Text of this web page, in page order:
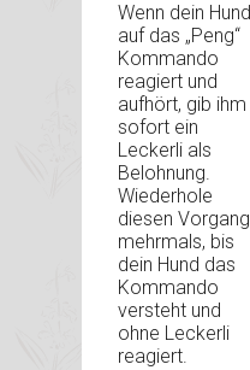
Wenn dein Hund
auf das „Peng“
Kommando
reagiert und
aufhört, gib ihm
sofort ein
Leckerli als
Belohnung.
Wiederhole
diesen Vorgang
mehrmals, bis
dein Hund das
Kommando
versteht und
ohne Leckerli
reagiert.